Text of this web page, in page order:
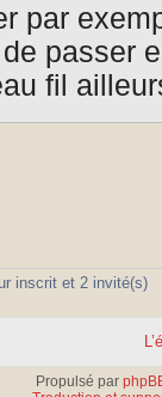
par
passer
fil
inscrit et 2 invité(s)
Propulsé par